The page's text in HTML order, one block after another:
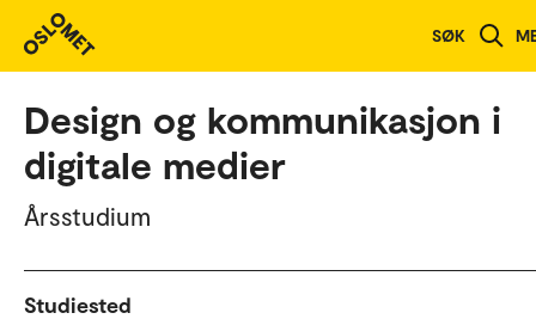
SØK
Studieoversikt
Design og kommunikasjon i
digitale medier
Årsstudium
Studiested